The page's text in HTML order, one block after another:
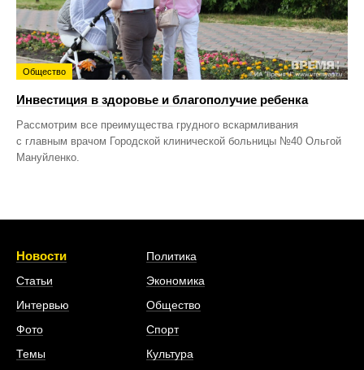
Общество
Инвестиция в здоровье и благополучие ребенка
Рассмотрим все преимущества грудного вскармливания
с главным врачом Городской клинической больницы №40 Ольгой
Мануйленко.
Новости
Статьи
Интервью
Фото
Темы
Политика
Экономика
Общество
Спорт
Культура